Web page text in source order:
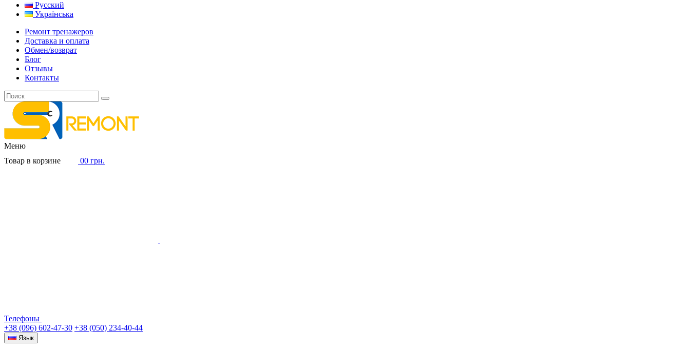
Русский
Українська
Ремонт тренажеров
Доставка и оплата
Обмен/возврат
Блог
Отзывы
Контакты
Меню
Товар в корзине
00 грн.
Телефоны
+38 (096) 602-47-30 +38 (050) 234-40-44
Язык